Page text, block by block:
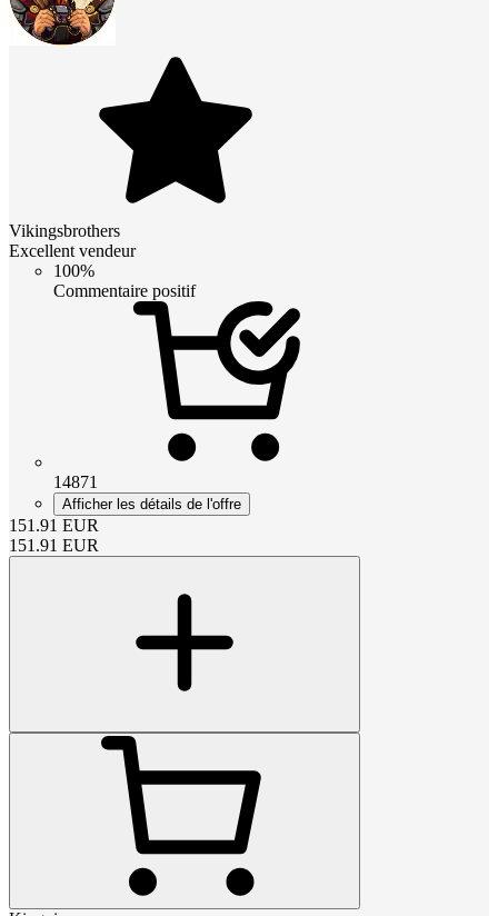
Vikingsbrothers
Excellent vendeur
100%
Commentaire positif
14871
Afficher les détails de l'offre
151.91 EUR
151.91 EUR